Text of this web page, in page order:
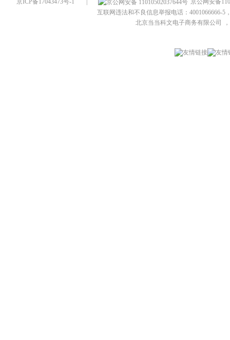
京ICP备17043473号-1
京公网安备
互联网违法和不良信息举报电话：4001066666-5
北京当当科文电子商务有限公司